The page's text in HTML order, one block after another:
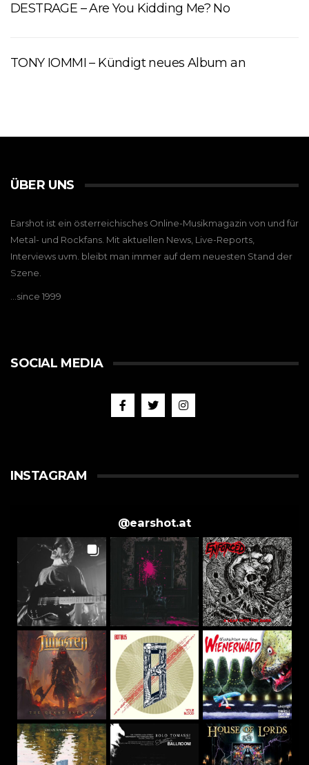
DESTRAGE – Are You Kidding Me? No
TONY IOMMI – Kündigt neues Album an
ÜBER UNS
Earshot ist ein österreichisches Online-Musikmagazin von und für
Metal- und Rockfans. Mit aktuellen News, Live-Reports,
Interviews uvm. bleibt man immer auf dem neuesten Stand der
Szene.
…since 1999
SOCIAL MEDIA
INSTAGRAM
@earshot.at